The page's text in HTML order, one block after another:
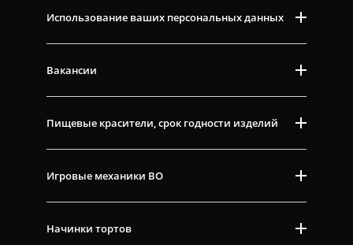
Использование ваших персональных данных
Вакансии
Пищевые красители, срок годности изделий
Игровые механики ВО
Начинки тортов